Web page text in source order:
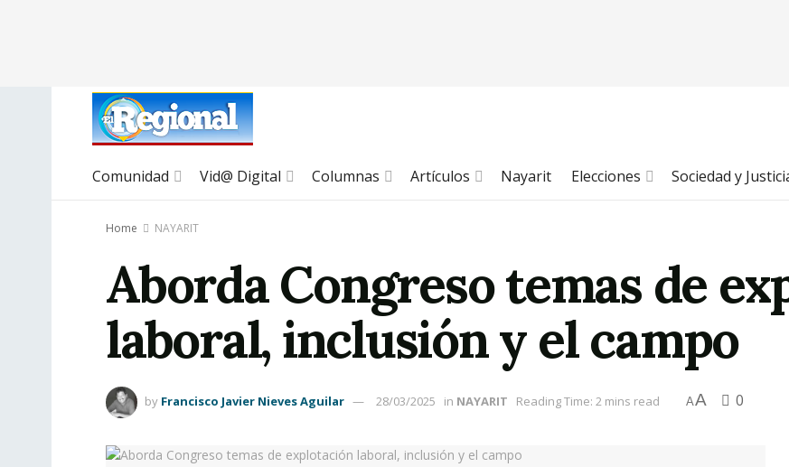
Comunidad Vid@ Digital Columnas Artículos Nayarit Elecciones Sociedad y
Home NAYARIT
Aborda Congreso temas de
laboral, inclusión y el campo
by Francisco Javier Nieves Aguilar 28/03/2025 in NAYARIT Reading Time: 2 mins read AA 0